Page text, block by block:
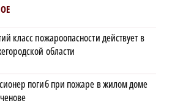
класс пожароопасности действует в
области
погиб при пожаре в жилом доме